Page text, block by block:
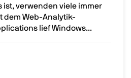
ist, verwenden viele immer
dem Web-Analytik-
lief Windows...
Windows 7-Benutzer